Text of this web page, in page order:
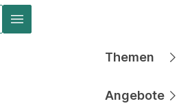
Themen
Angebote